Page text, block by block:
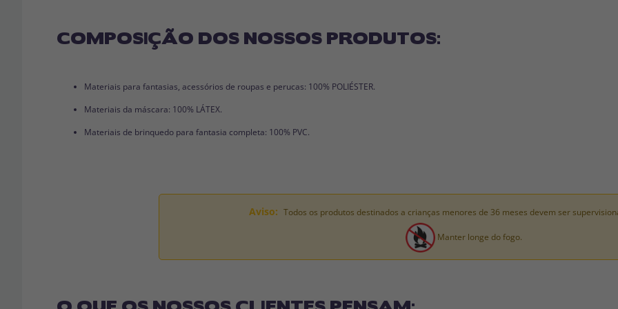
COMPOSIÇÃO DOS NOSSOS PRODUTOS:
Materiais para fantasias, acessórios de roupas e perucas: 100% POLIÉSTER.
Materiais da máscara: 100% LÁTEX.
Materiais de brinquedo para fantasia completa: 100% PVC.
Aviso: Todos os produtos destinados a crianças menores de 36 meses devem ser
Manter longe do fogo.